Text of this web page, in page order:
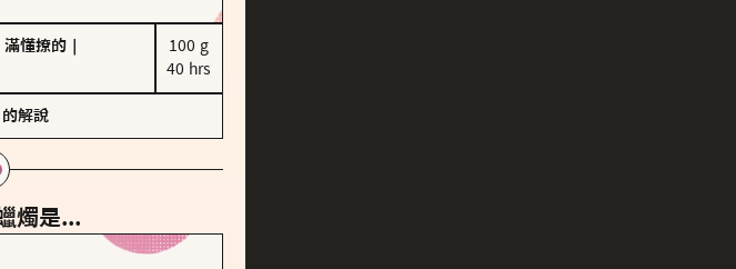
滿懂撩的
100 g
40 hrs
的解說
燭是...